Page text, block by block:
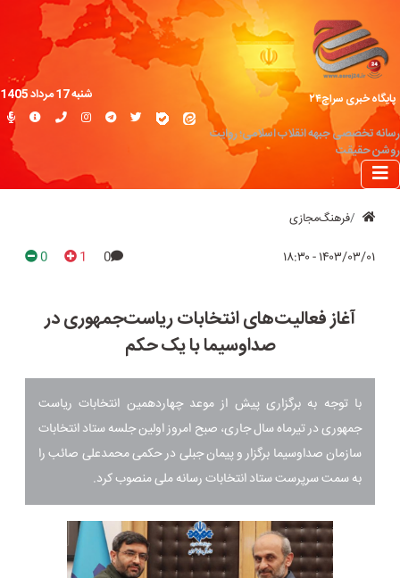
پایگاه خبری سراج۲۴
رسانه تخصصی جبهه انقلاب اسلامی؛ روایت
روشن حقیقت
شنبه 17 مرداد 1405
فرهنگ‌مجازی
۱۴۰۳/۰۳/۰۱ - ۱۸:۳۰ 0
1
0
آغاز فعالیت‌های انتخابات ریاست‌جمهوری در
صداوسیما با یک حکم
با توجه به برگزاری پیش از موعد چهاردهمین انتخابات ریاست
جمهوری در تیرماه سال جاری، صبح امروز اولین جلسه ستاد انتخابات
سازمان صداوسیما برگزار و پیمان جبلی در حکمی محمدعلی صائب را
به سمت سرپرست ستاد انتخابات رسانه ملی منصوب کرد.